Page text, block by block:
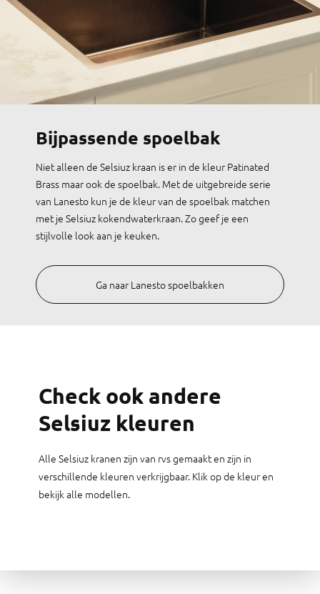
Bijpassende spoelbak
Niet alleen de Selsiuz kraan is er in de kleur Patinated
Brass maar ook de spoelbak. Met de uitgebreide serie
van Lanesto kun je de kleur van de spoelbak matchen
met je Selsiuz kokendwaterkraan. Zo geef je een
stijlvolle look aan je keuken.
Ga naar Lanesto spoelbakken
Check ook andere
Selsiuz kleuren
Alle Selsiuz kranen zijn van rvs gemaakt en zijn in
verschillende kleuren verkrijgbaar. Klik op de kleur en
bekijk alle modellen.